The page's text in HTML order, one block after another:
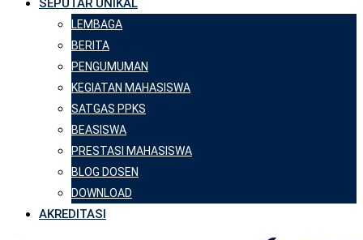
SEPUTAR UNIKAL
LEMBAGA
BERITA
PENGUMUMAN
KEGIATAN MAHASISWA
SATGAS PPKS
BEASISWA
PRESTASI MAHASISWA
BLOG DOSEN
DOWNLOAD
AKREDITASI